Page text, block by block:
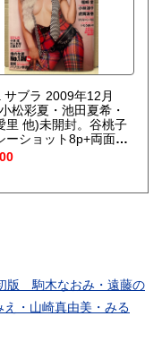
サブラ 2009年12月
松彩夏・池田夏希・
里 他)未開封。谷桃子
ーショット8p+両面ビ
ンナップ付き 篠崎愛
8p・KAORI 透けヌー
・宮本笑里 7p・小林
版 駒木なおみ・遠藤の
・山崎真由美・みる